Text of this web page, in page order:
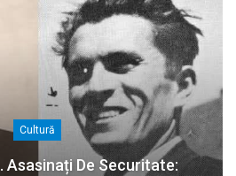
Cultură
Asasinați De Securitate: